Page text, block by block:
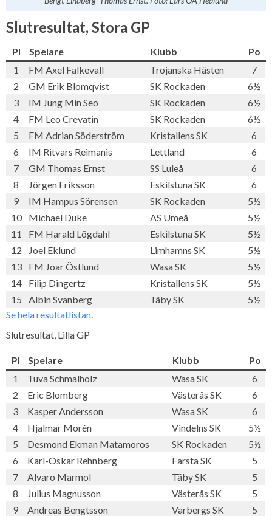
Slutresultat, Stora GP
Pl Spelare Klubb
Po
1
FM Axel Falkevall Trojanska Hästen
7
2
GM Erik Blomqvist SK Rockaden
6½
3
IM Jung Min Seo SK Rockaden
6½
4
FM Leo Crevatin SK Rockaden
6½
5
FM Adrian Söderström Kristallens SK
6
6
IM Ritvars Reimanis Lettland
6
7
GM Thomas Ernst SS Luleå
6
8
Jörgen Eriksson Eskilstuna SK
6
9
IM Hampus Sörensen SK Rockaden
5½
10
Michael Duke AS Umeå
5½
11
FM Harald Lögdahl Eskilstuna SK
5½
12
Joel Eklund Limhamns SK
5½
13
FM Joar Östlund Wasa SK
5½
14
Filip Dingertz Kristallens SK
5½
15
Albin Svanberg Täby SK
5½
Se hela resultatlistan
Slutresultat, Lilla GP
Pl Spelare Klubb
Po
1
Tuva Schmalholz Wasa SK
6
2
Eric Blomberg Västerås SK
6
3
Kasper Andersson Wasa SK
6
4
Hjalmar Morén Vindelns SK
5½
5
Desmond Ekman Matamoros SK Rockaden
5½
6
Karl-Oskar Rehnberg Farsta SK
5
7
Alvaro Marmol Täby SK
5
8
Julius Magnusson Västerås SK
5
9
Andreas Bengtsson Varbergs SK
5